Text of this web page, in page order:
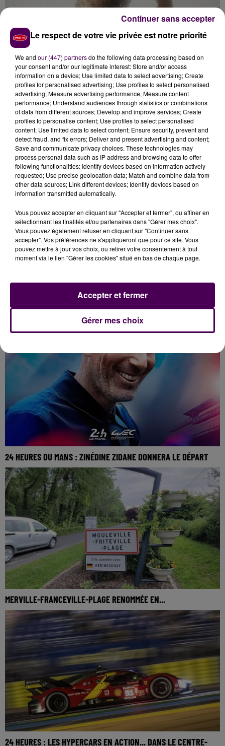
BARBARA PRAVI À BLOIS LE 14 DÉCEMBRE
LE MANS : SETH DE RETOUR POUR UNE NOUVELLE FRESQUE
PIERRE GARNIER ANNONCE UNE DATE AU MANS ET DEUX EN
24 HEURES DU MANS : ZINÉDINE ZIDANE DONNERA LE DÉPART
MERVILLE-FRANCEVILLE-PLAGE RENOMMÉE EN...
24 HEURES : LES HYPERCARS EN ACTION... DANS LE CENTRE-
Le respect de votre vie privée est notre priorité
We and our (447) partnersdo the following data processing based on
your consent and/or our legitimate interest: Store and/or access
information on a device; Use limited data to select advertising; Create
profiles for personalised advertising; Use profiles to select personalised
advertising; Measure advertising performance; Measure content
performance; Understand audiences through statistics or combinations
of data from different sources; Develop and improve services; Create
profiles to personalise content; Use profiles to select personalised
content; Use limited data to select content; Ensure security, prevent and
detect fraud, and fix errors; Deliver and present advertising and content;
Save and communicate privacy choices. These technologies may
process personal data such as IP address and browsing data to offer
following functionalities: Identify devices based on information actively
requested; Use precise geolocation data; Match and combine data from
other data sources; Link different devices; Identify devices based on
information transmitted automatically.
Vous pouvez accepter en cliquant sur "Accepter et fermer", ou affiner en
sélectionnant les finalités et/ou partenaires dans "Gérer mes choix".
Vous pouvez également refuser en cliquant sur "Continuer sans
accepter". Vos préférences ne s'appliqueront que pour ce site. Vous
pouvez mettre à jour vos choix, ou retirer votre consentement à tout
moment via le lien "Gérer les cookies" situé en bas de chaque page.
Gérer mes choix
Accepter et fermer
Continuer sans accepter